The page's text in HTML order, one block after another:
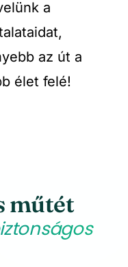
a
az út a
élet felé!
műtét